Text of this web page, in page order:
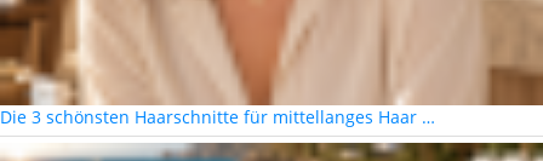
Die 3 schönsten Haarschnitte für mittellanges Haar …